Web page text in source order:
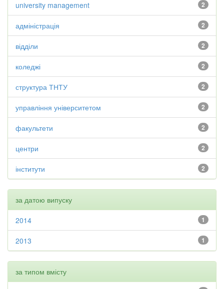
2
university management
2
адміністрація
2
відділи
2
коледжі
2
структура ТНТУ
2
управління університетом
2
факультети
2
центри
2
інститути
за датою випуску
1
2014
1
2013
за типом вмісту